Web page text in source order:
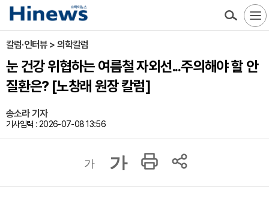
칼럼·인터뷰 > 의학칼럼
눈 건강 위협하는 여름철 자외선...주의해야 할 안
질환은? [노창래 원장 칼럼]
송소라 기자
기사입력 : 2026-07-08 13:56
가 가